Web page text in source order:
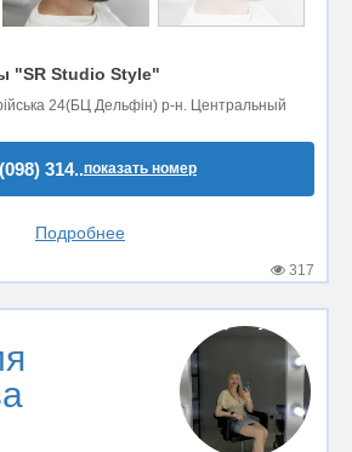
"SR Studio Style"
24(БЦ Дельфін) р-н. Центральный
314..показать номер
Подробнее
317